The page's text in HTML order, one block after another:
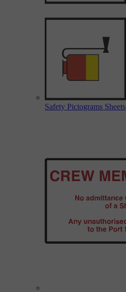
Safety Pictograms Sheets